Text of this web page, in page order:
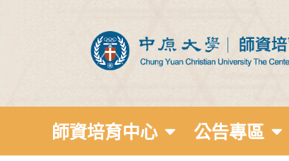
師資培育中心 公告專區